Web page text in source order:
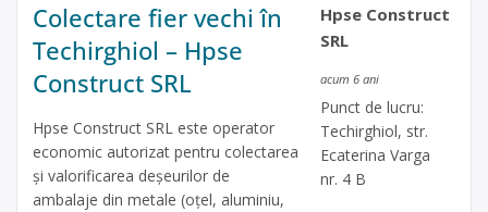
Colectare fier vechi în
Techirghiol – Hpse
Construct SRL
Hpse Construct SRL este operator
economic autorizat pentru colectarea
și valorificarea deșeurilor de
ambalaje din metale (oțel, aluminiu,
Hpse Construct
SRL
acum 6 ani
Punct de lucru:
Techirghiol, str.
Ecaterina Varga
nr. 4 B